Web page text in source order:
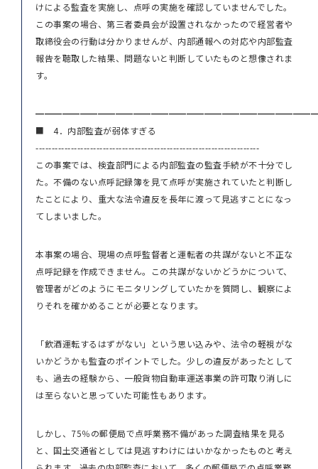
けによる監査を実施し、点呼の実施を確認していませんでした。
この事案の場合、第三者委員会が設置されなかったので経営者や
取締役会の行動は分かりませんが、内部通報への対応や内部監査
報告を聴取した結果、問題ないと判断していたものと想像されま
す。
■ 4．内部監査が弱体すぎる
----------------------------------------------------------------------
この事案では、検査部門による内部監査の監査手続が不十分でし
た。不備のない点呼記録簿を見て点呼が実施されていたと判断し
たことにより、重大な法令違反を長年に渡って見逃すことになっ
てしまいました。
本事案の場合、現場の点呼監督者と運転者の共謀がないと不正な
点呼記録を作成できません。この共謀がないかどうかについて、
管理者がどのようにモニタリングしていたかを質問し、観察によ
りそれを確かめることが必要となります。
「飲酒運転するはずがない」という思い込みや、法令の軽視がな
いかどうかも監査のポイントでした。少しの違反があったとして
も、過去の経験から、一般貨物自動車運送事業の許可取り消しに
は至らないと思っていた可能性もあります。
しかし、75％の郵便局で点呼業務不備があった調査結果を見る
と、国土交通省としては見逃すわけにはいかなかったものと考え